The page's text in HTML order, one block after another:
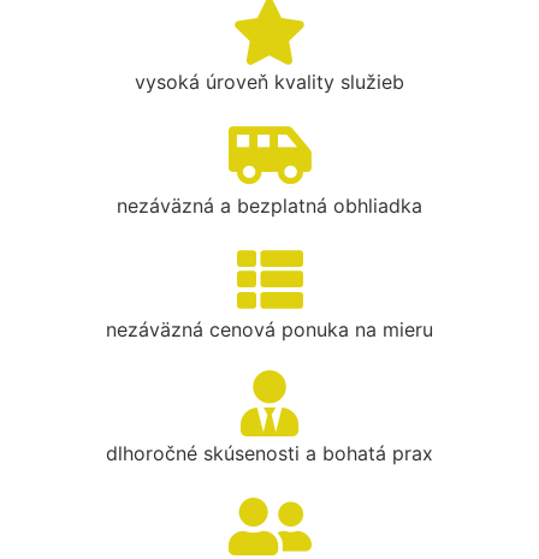
vysoká úroveň kvality služieb
nezáväzná a bezplatná obhliadka
nezáväzná cenová ponuka na mieru
dlhoročné skúsenosti a bohatá prax